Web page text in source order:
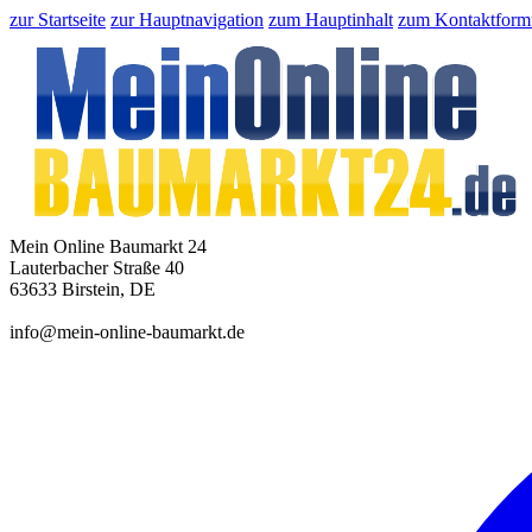
zur Startseite zur Hauptnavigation zum Hauptinhalt zum
Mein Online Baumarkt 24
Lauterbacher Straße 40
63633 Birstein, DE
info@mein-online-baumarkt.de